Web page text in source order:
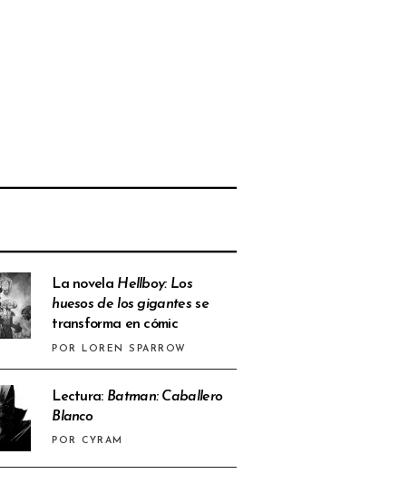
La novela Hellboy: Los
huesos de los gigantesse
transforma en cómic
POR LOREN SPARROW
Lectura: Batman: Caballero
Blanco
POR CYRAM